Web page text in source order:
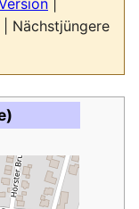
Nächstjüngere